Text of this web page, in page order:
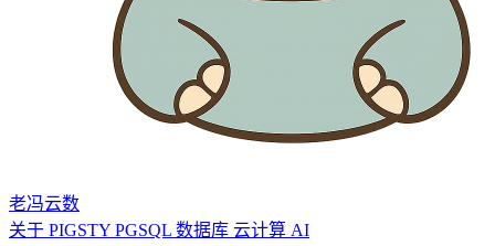
老冯云数
关于 PIGSTY PGSQL 数据库 云计算 AI